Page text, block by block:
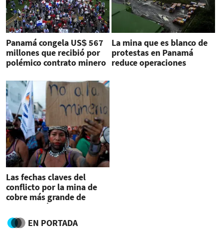
Panamá congela US$ 567
millones que recibió por
polémico contrato minero
La mina que es blanco de
protestas en Panamá
reduce operaciones
Las fechas claves del
conflicto por la mina de
cobre más grande de
Centroamérica
EN PORTADA